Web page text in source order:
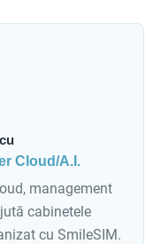
Cloud/A.I.
management
cabinetele
cu SmileSIM.